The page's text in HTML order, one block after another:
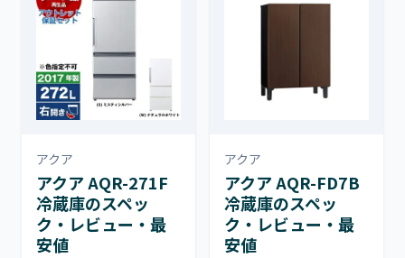
アクア
アクア AQR-271F
冷蔵庫のスペッ
ク・レビュー・最
安値
アクア
アクア AQR-FD7B
冷蔵庫のスペッ
ク・レビュー・最
安値